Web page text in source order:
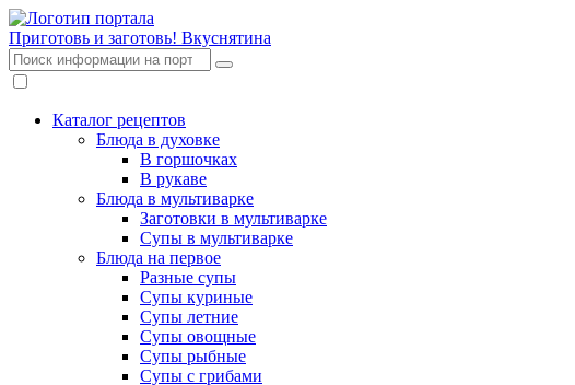
Приготовь и заготовь! Вкуснятина
Каталог рецептов
Блюда в духовке
В горшочках
В рукаве
Блюда в мультиварке
Заготовки в мультиварке
Супы в мультиварке
Блюда на первое
Разные супы
Супы куриные
Супы летние
Супы овощные
Супы рыбные
Супы с грибами